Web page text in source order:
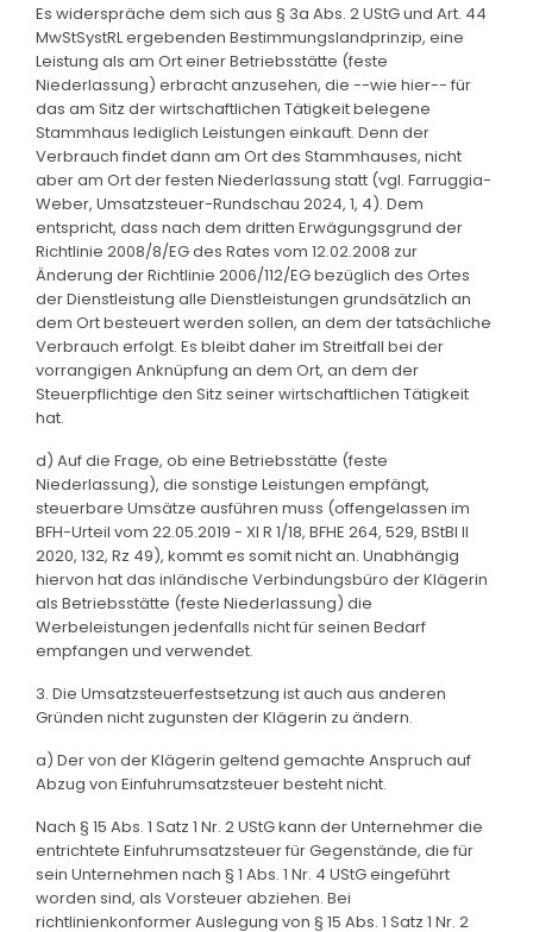
Es widerspräche dem sich aus § 3a Abs. 2 UStG und Art. 44
MwStSystRL ergebenden Bestimmungslandprinzip, eine
Leistung als am Ort einer Betriebsstätte (feste
Niederlassung) erbracht anzusehen, die --wie hier-- für
das am Sitz der wirtschaftlichen Tätigkeit belegene
Stammhaus lediglich Leistungen einkauft. Denn der
Verbrauch findet dann am Ort des Stammhauses, nicht
aber am Ort der festen Niederlassung statt (vgl. Farruggia-
Weber, Umsatzsteuer-Rundschau 2024, 1, 4). Dem
entspricht, dass nach dem dritten Erwägungsgrund der
Richtlinie 2008/8/EG des Rates vom 12.02.2008 zur
Änderung der Richtlinie 2006/112/EG bezüglich des Ortes
der Dienstleistung alle Dienstleistungen grundsätzlich an
dem Ort besteuert werden sollen, an dem der tatsächliche
Verbrauch erfolgt. Es bleibt daher im Streitfall bei der
vorrangigen Anknüpfung an dem Ort, an dem der
Steuerpflichtige den Sitz seiner wirtschaftlichen Tätigkeit
hat.
d) Auf die Frage, ob eine Betriebsstätte (feste
Niederlassung), die sonstige Leistungen empfängt,
steuerbare Umsätze ausführen muss (offengelassen im
BFH-Urteil vom 22.05.2019 - XI R 1/18, BFHE 264, 529, BStBl II
2020, 132, Rz 49), kommt es somit nicht an. Unabhängig
hiervon hat das inländische Verbindungsbüro der Klägerin
als Betriebsstätte (feste Niederlassung) die
Werbeleistungen jedenfalls nicht für seinen Bedarf
empfangen und verwendet.
3. Die Umsatzsteuerfestsetzung ist auch aus anderen
Gründen nicht zugunsten der Klägerin zu ändern.
a) Der von der Klägerin geltend gemachte Anspruch auf
Abzug von Einfuhrumsatzsteuer besteht nicht.
Nach § 15 Abs. 1 Satz 1 Nr. 2 UStG kann der Unternehmer die
entrichtete Einfuhrumsatzsteuer für Gegenstände, die für
sein Unternehmen nach § 1 Abs. 1 Nr. 4 UStG eingeführt
worden sind, als Vorsteuer abziehen. Bei
richtlinienkonformer Auslegung von § 15 Abs. 1 Satz 1 Nr. 2